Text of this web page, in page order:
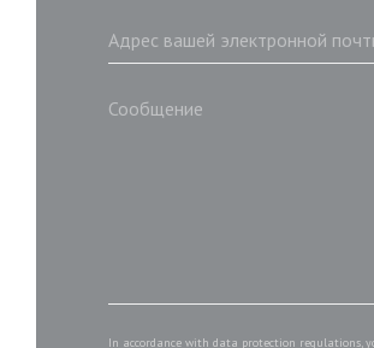
In accordance with data protection regulations,